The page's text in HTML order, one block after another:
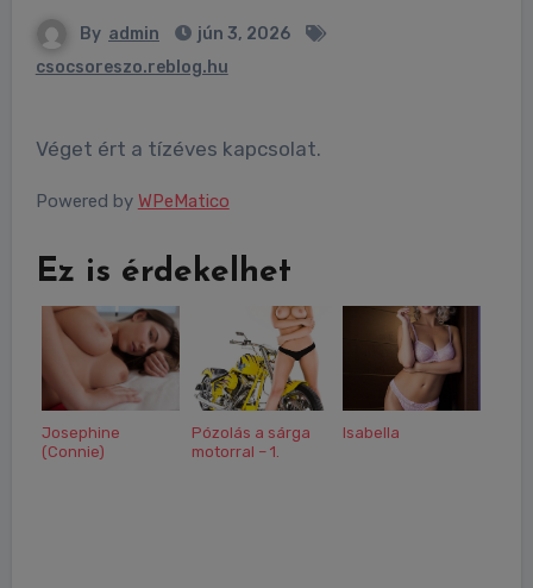
By admin
jún 3, 2026
csocsoreszo.reblog.hu
Véget ért a tízéves kapcsolat.
Powered by WPeMatico
Ez is érdekelhet
Josephine
(Connie)
Pózolás a sárga
motorral – 1.
Isabella